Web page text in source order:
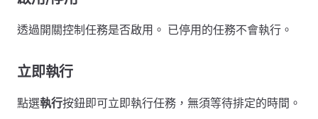
透過開關控制任務是否啟用。 已停用的任務不會執行。
立即執行
點選執行按鈕即可立即執行任務，無須等待排定的時間。